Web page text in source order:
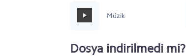
Müzik
Dosya indirilmedi mi?